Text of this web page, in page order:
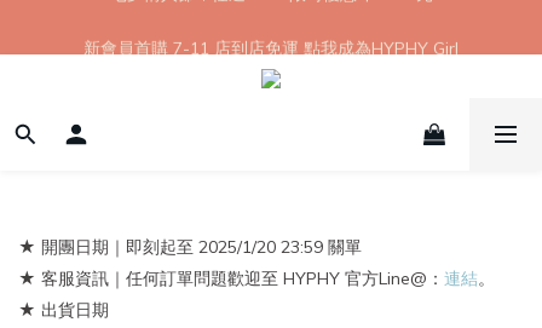
新會員首購 7-11 店到店免運 點我成為HYPHY Girl
【8月限定】全館滿 1999 享 7-11 取貨不付款免運
★ 開團日期｜即刻起至 2025/1/20 23:59 關單
★ 客服資訊｜任何訂單問題歡迎至 HYPHY 官方Line@： 連結。
★ 出貨日期